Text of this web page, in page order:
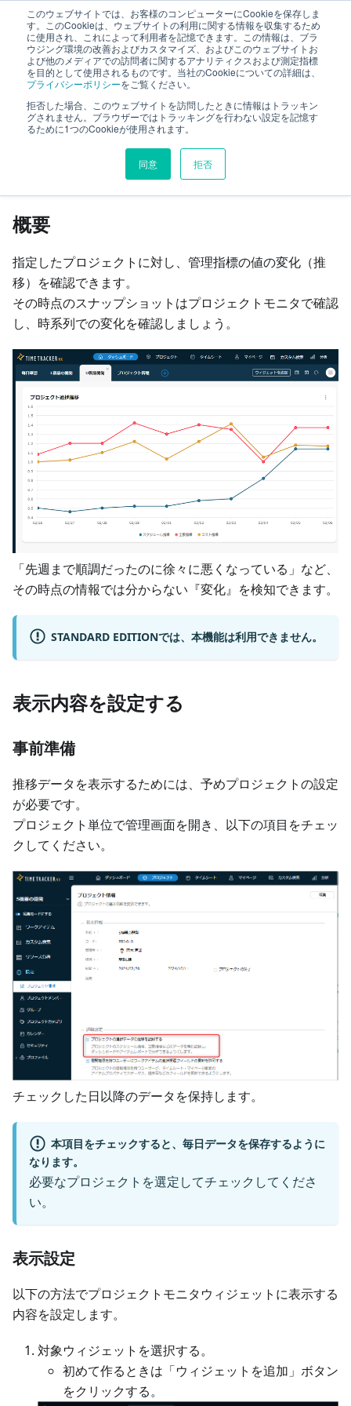
このウェブサイトでは、お客様のコンピューターにCookieを保存しま
す。このCookieは、ウェブサイトの利用に関する情報を収集するため
に使用され、これによって利用者を記憶できます。この情報は、ブラ
ウジング環境の改善およびカスタマイズ、およびこのウェブサイトお
よび他のメディアでの訪問者に関するアナリティクスおよび測定指標
を目的として使用されるものです。当社のCookieについての詳細は、
プライバシーポリシーをご覧ください。
拒否した場合、このウェブサイトを訪問したときに情報はトラッキン
グされません。ブラウザーではトラッキングを行わない設定を記憶す
るために1つのCookieが使用されます。
同意 拒否
TimeTracker RX ヘルプ
ダッシュボード
プロジェクト
このページの見出し
プロジェクト進捗推移
概要
指定したプロジェクトに対し、管理指標の値の変化（推
移）を確認できます。
その時点のスナップショットはプロジェクトモニタで確認
し、時系列での変化を確認しましょう。
「先週まで順調だったのに徐々に悪くなっている」など、
その時点の情報では分からない『変化』を検知できます。
STANDARD EDITIONでは、本機能は利用できません。
表示内容を設定する
事前準備
推移データを表示するためには、予めプロジェクトの設定
が必要です。
プロジェクト単位で管理画面を開き、以下の項目をチェッ
クしてください。
チェックした日以降のデータを保持します。
本項目をチェックすると、毎日データを保存するように
なります。
必要なプロジェクトを選定してチェックしてくださ
い。
表示設定
以下の方法でプロジェクトモニタウィジェットに表示する
内容を設定します。
対象ウィジェットを選択する。
初めて作るときは「ウィジェットを追加」ボタン
をクリックする。